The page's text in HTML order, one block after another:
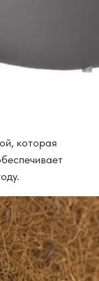
которая